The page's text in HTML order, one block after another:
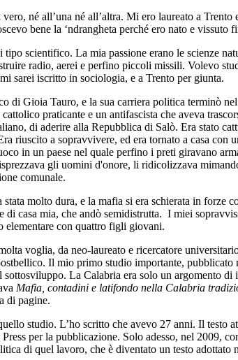
né all’una né all’altra. Mi ero laureato a
bene la ‘ndrangheta perché ero nato e vissuto
scientifico. La mia passione erano le scienze
radio, aerei e perfino piccoli missili. Volevo
sarei iscritto in sociologia, e a Trento per giunta.
di Gioia Tauro, e la sua carriera politica terminò
praticante e un antifascista che aveva
di aderire alla Repubblica di Salò. Era stato
riuscito a sopravvivere, ed era tornato a casa con
in un paese nel quale perfino i preti giravano
gli uomini d'onore, li ridicolizzava
comunale.
stata molto dura, e la mafia si era schierata in
di casa mia, che andò semidistrutta. I miei
elementare con quattro figli giovani.
voglia, da neo-laureato e ricercatore
Il mio primo studio importante,
La Calabria era solo un argomento
Mafia, contadini e latifondo nella Calabria
di pagine.
studio. L’ho scritto che avevo 27 anni. Il
per la pubblicazione. Solo adesso, nel 2009,
di quel lavoro, che è diventato un testo